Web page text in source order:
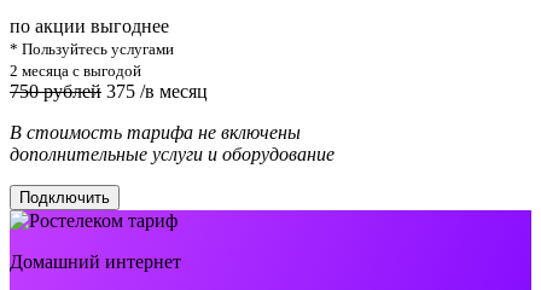
по акции выгоднее
* Пользуйтесь услугами
2 месяца с выгодой
750 рублей 375 /в месяц
В стоимость тарифа не включены
дополнительные услуги и оборудование
Подключить
Домашний интернет